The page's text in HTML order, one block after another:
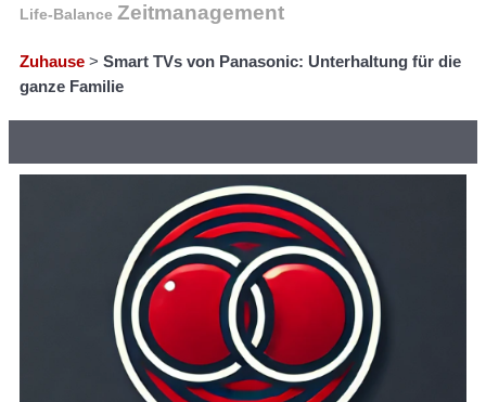
Life-Balance Zeitmanagement
Zuhause > Smart TVs von Panasonic: Unterhaltung für die
ganze Familie